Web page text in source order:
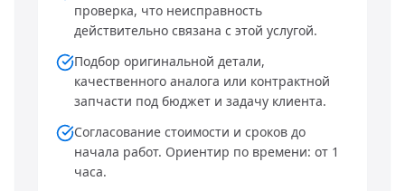
проверка, что неисправность
действительно связана с этой услугой.
Подбор оригинальной детали,
качественного аналога или контрактной
запчасти под бюджет и задачу клиента.
Согласование стоимости и сроков до
начала работ. Ориентир по времени: от 1
часа.